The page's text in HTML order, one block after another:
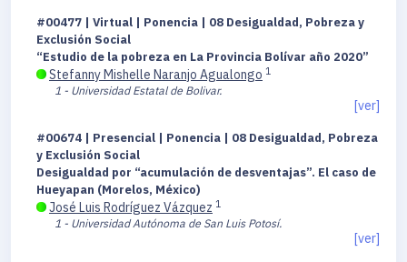
#00477 | Virtual | Ponencia | 08 Desigualdad, Pobreza y
Exclusión Social
“Estudio de la pobreza en La Provincia Bolívar año 2020”
Stefanny Mishelle Naranjo Agualongo 1
1 - Universidad Estatal de Bolivar.
[ver]
#00674 | Presencial | Ponencia | 08 Desigualdad, Pobreza
y Exclusión Social
Desigualdad por “acumulación de desventajas”. El caso de
Hueyapan (Morelos, México)
José Luis Rodríguez Vázquez 1
1 - Universidad Autónoma de San Luis Potosí.
[ver]